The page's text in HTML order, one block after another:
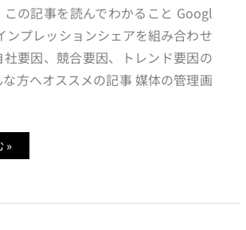
の記事を読んでわかること Googl
ンプレッションシェアを組み合わせ
要因、競合要因、トレンド要因の
方へオススメの記事 媒体の管理画
»